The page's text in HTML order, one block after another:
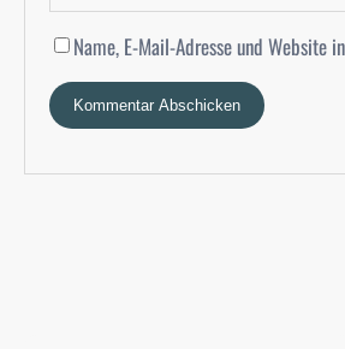
Name, E-Mail-Adresse und Website